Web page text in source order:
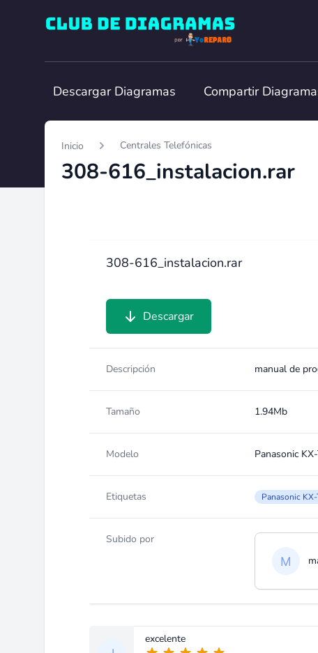
Club de Diagramas
Descargar Diagramas Compartir
Inicio Centrales Telefónicas
308-616_instalacion.rar
308-616_instalacion.rar
Descargar
Descripción manual de
Tamaño 1.94Mb
Modelo Panasonic
Etiquetas Panasonic
Subido por
excelente